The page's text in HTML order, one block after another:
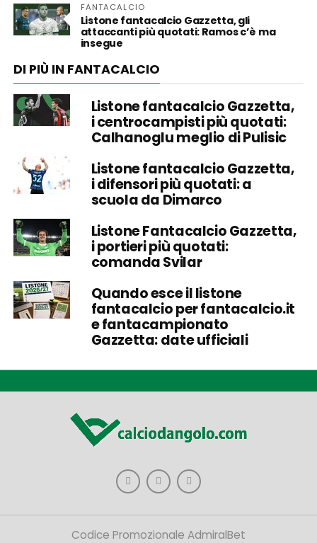
FANTACALCIO
Listone fantacalcio Gazzetta, gli
attaccanti più quotati: Ramos c’è ma
insegue
DI PIÙ IN FANTACALCIO
Listone fantacalcio Gazzetta,
i centrocampisti più quotati:
Calhanoglu meglio di Pulisic
Listone fantacalcio Gazzetta,
i difensori più quotati: a
scuola da Dimarco
Listone Fantacalcio Gazzetta,
i portieri più quotati:
comanda Svilar
Quando esce il listone
fantacalcio per fantacalcio.it
e fantacampionato
Gazzetta: date ufficiali
Codice Promozionale AdmiralBet